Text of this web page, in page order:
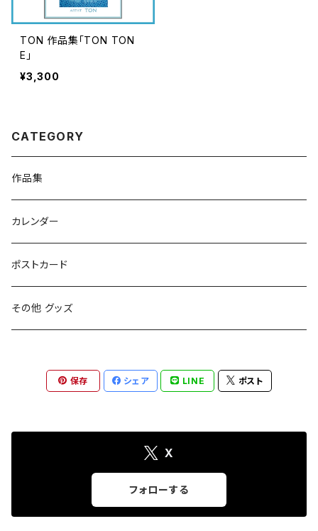
TON 作品集「TON TON
E」
¥3,300
CATEGORY
作品集
カレンダー
ポストカード
その他 グッズ
保存 シェア LINE ポスト
X
フォローする